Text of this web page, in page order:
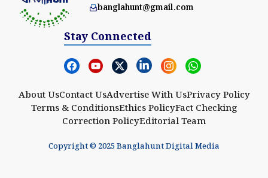
banglahunt@gmail.com
Stay Connected
About UsContact UsAdvertise With UsPrivacy Policy
Terms & ConditionsEthics PolicyFact Checking
Correction PolicyEditorial Team
Copyright © 2025 Banglahunt Digital Media